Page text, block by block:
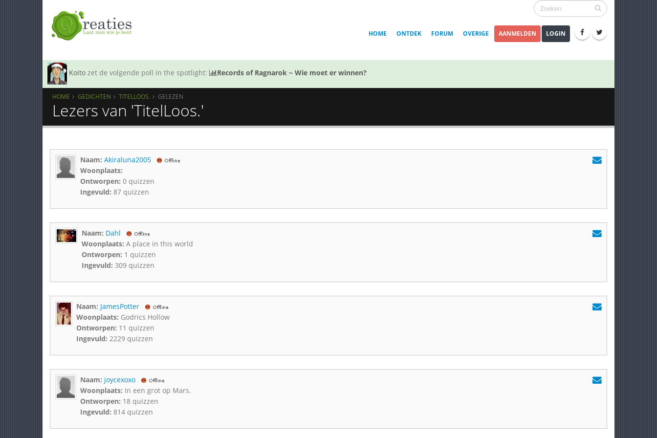
HOME ONTDEK FORUM OVERIGE AANMELDEN LOGIN
Koito zet de volgende poll in the spotlight: Records of Ragnarok ~ Wie moet er winnen?
HOME GEDICHTEN TITELLOOS. GELEZEN
Lezers van 'TitelLoos.'
Naam: Akiraluna2005
Woonplaats:
Ontworpen: 0 quizzen
Ingevuld: 87 quizzen
Naam: Dahl
Woonplaats: A place in this world
Ontworpen: 1 quizzen
Ingevuld: 309 quizzen
Naam: JamesPotter
Woonplaats: Godrics Hollow
Ontworpen: 11 quizzen
Ingevuld: 2229 quizzen
Naam: joycexoxo
Woonplaats: In een grot op Mars.
Ontworpen: 18 quizzen
Ingevuld: 814 quizzen